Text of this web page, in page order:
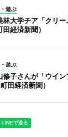
遊ぶ
林大学チア「クリー
田経済新聞）
遊ぶ
修子さんが「ウイ
田経済新聞）